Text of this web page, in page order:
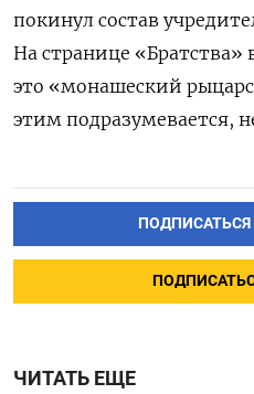
покинул состав
На странице «Братства»
это «монашеский
этим подразумевается,
ПОДПИСАТЬСЯ
ЧИТАТЬ ЕЩЕ